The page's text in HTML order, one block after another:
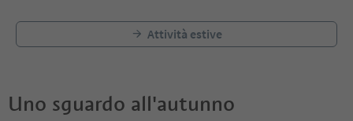
Attività estive
Uno sguardo all'autunno